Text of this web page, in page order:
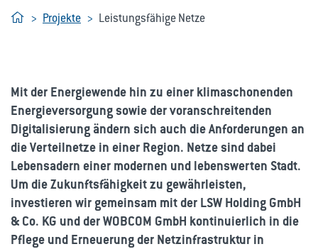
HomeProjekte Leistungsfähige Netze
Mit der Energiewende hin zu einer klimaschonenden
Energieversorgung sowie der voranschreitenden
Digitalisierung ändern sich auch die Anforderungen an
die Verteilnetze in einer Region. Netze sind dabei
Lebensadern einer modernen und lebenswerten Stadt.
Um die Zukunftsfähigkeit zu gewährleisten,
investieren wir gemeinsam mit der LSW Holding GmbH
& Co. KG und der WOBCOM GmbH kontinuierlich in die
Pflege und Erneuerung der Netzinfrastruktur in